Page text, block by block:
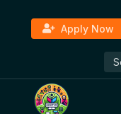
Apply Now